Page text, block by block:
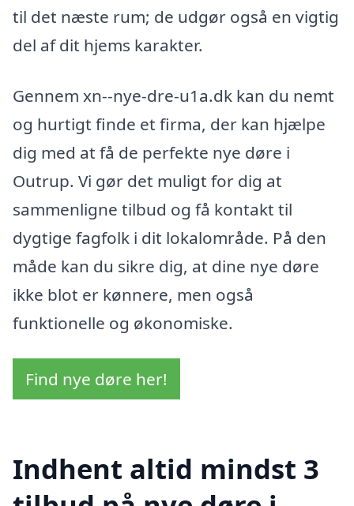
til det næste rum; de udgør også en vigtig
del af dit hjems karakter.
Gennem xn--nye-dre-u1a.dk kan du nemt
og hurtigt finde et firma, der kan hjælpe
dig med at få de perfekte nye døre i
Outrup. Vi gør det muligt for dig at
sammenligne tilbud og få kontakt til
dygtige fagfolk i dit lokalområde. På den
måde kan du sikre dig, at dine nye døre
ikke blot er kønnere, men også
funktionelle og økonomiske.
Find nye døre her!
Indhent altid mindst 3